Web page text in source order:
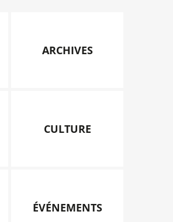
ARCHIVES
CULTURE
ÉVÉNEMENTS